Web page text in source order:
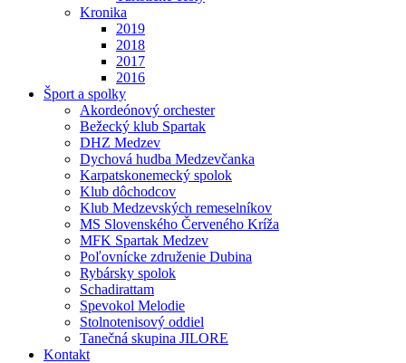
Kronika
2019
2018
2017
2016
Šport a spolky
Akordeónový orchester
Bežecký klub Spartak
DHZ Medzev
Dychová hudba Medzevčanka
Karpatskonemecký spolok
Klub dôchodcov
Klub Medzevských remeselníkov
MS Slovenského Červeného Kríža
MFK Spartak Medzev
Poľovnícke združenie Dubina
Rybársky spolok
Schadirattam
Spevokol Melodie
Stolnotenisový oddiel
Tanečná skupina JILORE
Kontakt